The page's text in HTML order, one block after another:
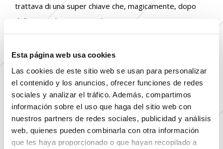
Esta página web usa cookies
Las cookies de este sitio web se usan para personalizar
el contenido y los anuncios, ofrecer funciones de redes
sociales y analizar el tráfico. Además, compartimos
información sobre el uso que haga del sitio web con
nuestros partners de redes sociales, publicidad y análisis
web, quienes pueden combinarla con otra información
que les haya proporcionado o que hayan recopilado a
trattava di una super chiave che, magicamente, dopo
delle speciali operazioni di autenticazione, si
materializzava nelle mani del proprietario del Reame.
Una volta creata la chiave, in modo sincrono,
Enigma, che ne indicava l’accesso. A quel punto era il
proprietario della super chiave, a decidere chi aveva
diritto di “entrare” in Enigma e chi quello anche di
decifrare le informazioni contenute nel suo Reame.
Infatti, con Enigma, in ogni Reame, le informazioni e i